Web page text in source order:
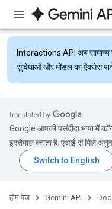
Interactions API अब
सुविधाओं और मॉडल का ऐक्सेस
Google आपकी पसंदीदा भाषा में
इस्तेमाल करता है. एआई से मिले
होम पेज Gemini API